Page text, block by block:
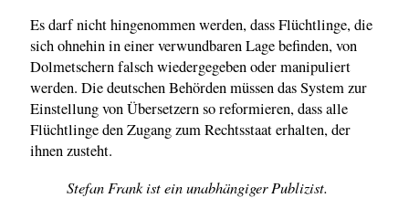
Es darf nicht hingenommen werden, dass Flüchtlinge, die
sich ohnehin in einer verwundbaren Lage befinden, von
Dolmetschern falsch wiedergegeben oder manipuliert
werden. Die deutschen Behörden müssen das System zur
Einstellung von Übersetzern so reformieren, dass alle
Flüchtlinge den Zugang zum Rechtsstaat erhalten, der
ihnen zusteht.
Stefan Frank ist ein unabhängiger Publizist.